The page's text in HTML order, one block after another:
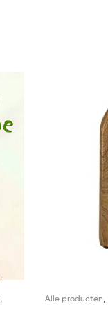
, Alle producten,